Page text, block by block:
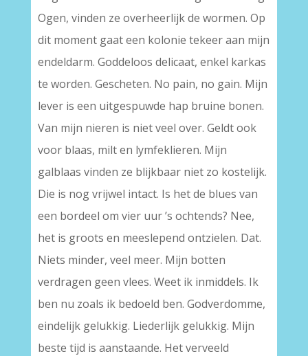
Ogen, vinden ze overheerlijk de wormen. Op
dit moment gaat een kolonie tekeer aan mijn
endeldarm. Goddeloos delicaat, enkel karkas
te worden. Gescheten. No pain, no gain. Mijn
lever is een uit­gespuwde hap bruine bonen.
Van mijn nieren is niet veel over. Geldt ook
voor blaas, milt en lymfeklieren. Mijn
galblaas vin­den ze blijkbaar niet zo kostelijk.
Die is nog vrijwel intact. Is het de blues van
een bordeel om vier uur ’s ochtends? Nee,
het is groots en meeslepend ontzielen. Dat.
Niets minder, veel meer. Mijn botten
verdragen geen vlees. Weet ik inmiddels. Ik
ben nu zoals ik bedoeld ben. Godverdomme,
eindelijk gelukkig. Liederlijk gelukkig. Mijn
beste tijd is aanstaande. Het verveeld